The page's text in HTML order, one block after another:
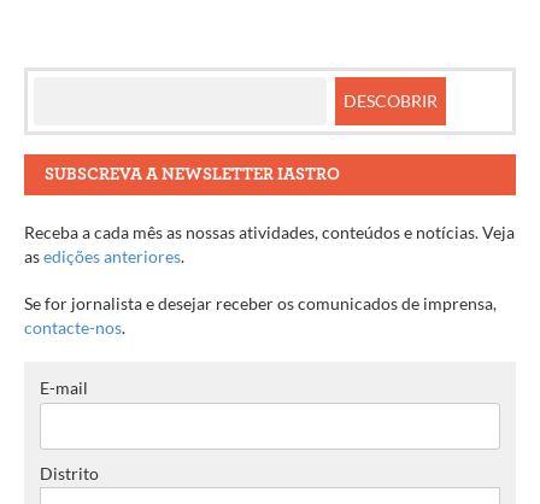
SUBSCREVA A NEWSLETTER IASTRO
Receba a cada mês as nossas atividades, conteúdos e notícias. Veja
asedições anteriores.
Se for jornalista e desejar receber os comunicados de imprensa,
contacte-nos.
E-mail
Distrito